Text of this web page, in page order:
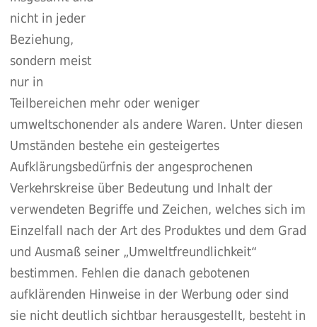
nicht in jeder
Beziehung,
sondern meist
nur in
Teilbereichen mehr oder weniger
umweltschonender als andere Waren. Unter diesen
Umständen bestehe ein gesteigertes
Aufklärungsbedürfnis der angesprochenen
Verkehrskreise über Bedeutung und Inhalt der
verwendeten Begriffe und Zeichen, welches sich im
Einzelfall nach der Art des Produktes und dem Grad
und Ausmaß seiner „Umweltfreundlichkeit“
bestimmen. Fehlen die danach gebotenen
aufklärenden Hinweise in der Werbung oder sind
sie nicht deutlich sichtbar herausgestellt, besteht in